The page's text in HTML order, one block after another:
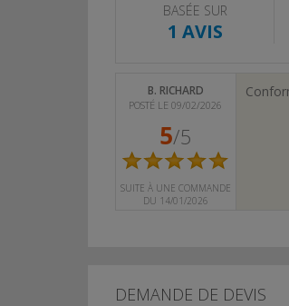
BASÉE SUR
1 AVIS
B. RICHARD
POSTÉ LE 09/02/2026
5/5
SUITE À UNE COMMANDE
DU 14/01/2026
DEMANDE DE DEVIS